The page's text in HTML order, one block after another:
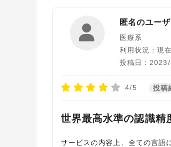
匿名のユー
医療系
利用状況：現
投稿日：
4/5 投稿
世界最高水準の認識精
サービスの内容上、全ての言語